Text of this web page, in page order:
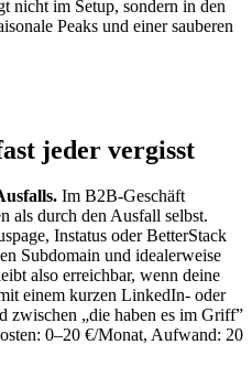
nicht im Setup, sondern in den
Peaks und einer sauberen
jeder vergisst
Im B2B-Geschäft
als durch den Ausfall selbst.
Instatus oder BetterStack
Subdomain und idealerweise
also erreichbar, wenn deine
einem kurzen LinkedIn- oder
zwischen „die haben es im Griff”
0–20 €/Monat, Aufwand: 20